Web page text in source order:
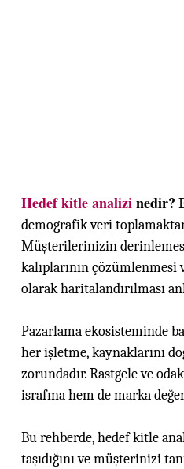
Hedef kitle analizinedir?
demografik veri
Müşterilerinizin
kalıplarının
olarak haritalandırılması
Pazarlama ekosisteminde
her işletme, kaynaklarını
zorundadır. Rastgele ve
israfına hem de marka
Bu rehberde, hedef kitle
taşıdığını ve müşterinizi